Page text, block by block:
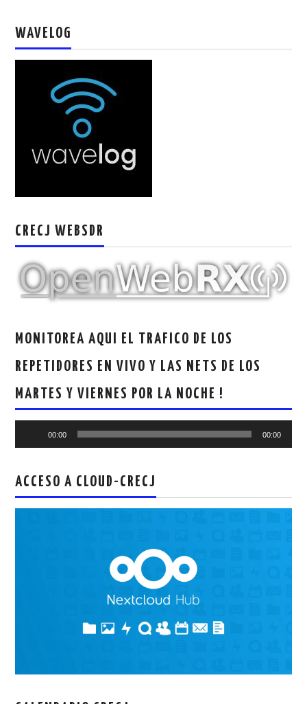
SOLICITUD DE INGRESO
W5WIN
AUTENTIFICACIÓN DE MIEMBROS DEL
MUMLA APP ( MUY FÁCIL )
WAVELOG
CRECJ WEBSDR
MONITOREA AQUI EL TRAFICO DE LOS
REPETIDORES EN VIVO Y LAS NETS DE LOS
MARTES Y VIERNES POR LA NOCHE !
00:00 00:00
ACCESO A CLOUD-CRECJ